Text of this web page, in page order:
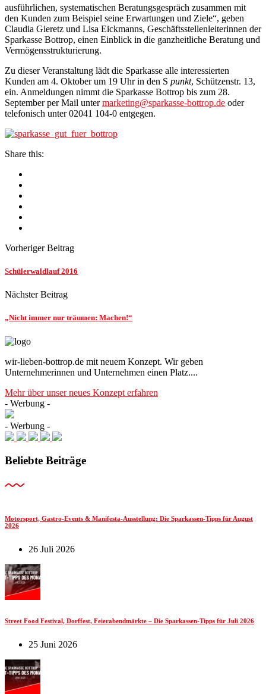
ausführlichen, systematischen Beratungsgespräch zusammen mit
den Kunden zum Beispiel seine Erwartungen und Ziele“, geben
Claudia Gieretz und Lisa Eickmanns, Geschäftsstellenleiterinnen der
Sparkasse Bottrop, einen Einblick in die ganzheitliche Beratung und
Vermögensstrukturierung.
Zu dieser Veranstaltung lädt die Sparkasse alle interessierten
Kunden am 4. Oktober um 19 Uhr in den S punkt, Schützenstr. 13,
ein. Anmeldungen nimmt die Sparkasse Bottrop bis zum 28.
September per Mail untermarketing@sparkasse-bottrop.de oder
telefonisch unter 02041 104-0 entgegen.
Share this:
Vorheriger Beitrag
Schülerwaldlauf 2016
Nächster Beitrag
„Nicht immer nur träumen: Machen!“
wir-lieben-bottrop.de mit neuem Konzept. Wir geben
Unternehmerinnen und Unternehmen einen Platz....
Mehr über unser neues Konzept erfahren
- Werbung -
- Werbung -
Beliebte Beiträge
Motorsport, Gastro-Events & Manifesta-Ausstellung: Die Sparkassen-Tipps für August
2026
26 Juli 2026
Street Food Festival, Dorffest, Feierabendmärkte – Die Sparkassen-Tipps für Juli 2026
25 Juni 2026